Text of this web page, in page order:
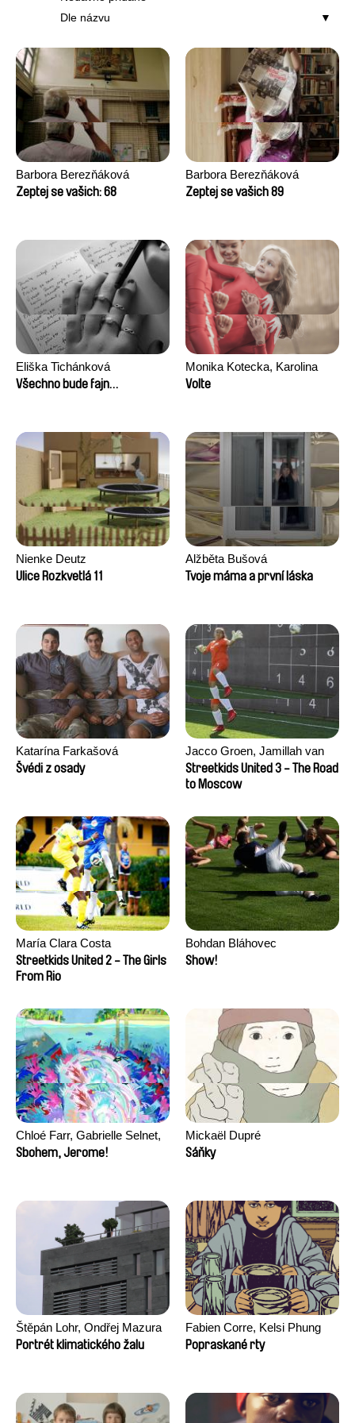
Dle názvu
Barbora Berezňáková
Zeptej se vašich: 68
Barbora Berezňáková
Zeptej se vašich 89
Eliška Tichánková
Všechno bude fajn…
Monika Kotecka, Karolina
Poryzała
Volte
Nienke Deutz
Ulice Rozkvetlá 11
Alžběta Bušová
Tvoje máma a první láska
Katarína Farkašová
Švédi z osady
Jacco Groen, Jamillah van
der Hulst
Streetkids United 3 - The Road
to Moscow
María Clara Costa
Streetkids United 2 - The Girls
From Rio
Bohdan Bláhovec
Show!
Chloé Farr, Gabrielle Selnet,
Adam Sillard
Sbohem, Jerome!
Mickaël Dupré
Sáňky
Štěpán Lohr, Ondřej Mazura
Portrét klimatického žalu
Fabien Corre, Kelsi Phung
Popraskané rty